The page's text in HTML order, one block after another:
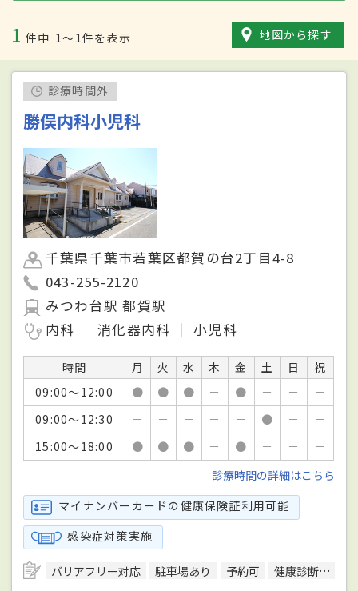
1 件中 1〜1件を表示 地図から探す
診療時間外
勝俣内科小児科
千葉県千葉市若葉区都賀の台2丁目4-8
043-255-2120
みつわ台駅 都賀駅
内科
消化器内科 小児科
時間 月 火 水 木 金 土 日
祝
09:00～12:00
● ● ● － ● － －
－
09:00～12:30
－ － － － － ● －
－
15:00～18:00
● ● ● － ● － －
－
診療時間の詳細はこちら
マイナンバーカードの健康保険証利用可能
感染症対策実施
バリアフリー対応 駐車場あり 予約可 健康診断対応